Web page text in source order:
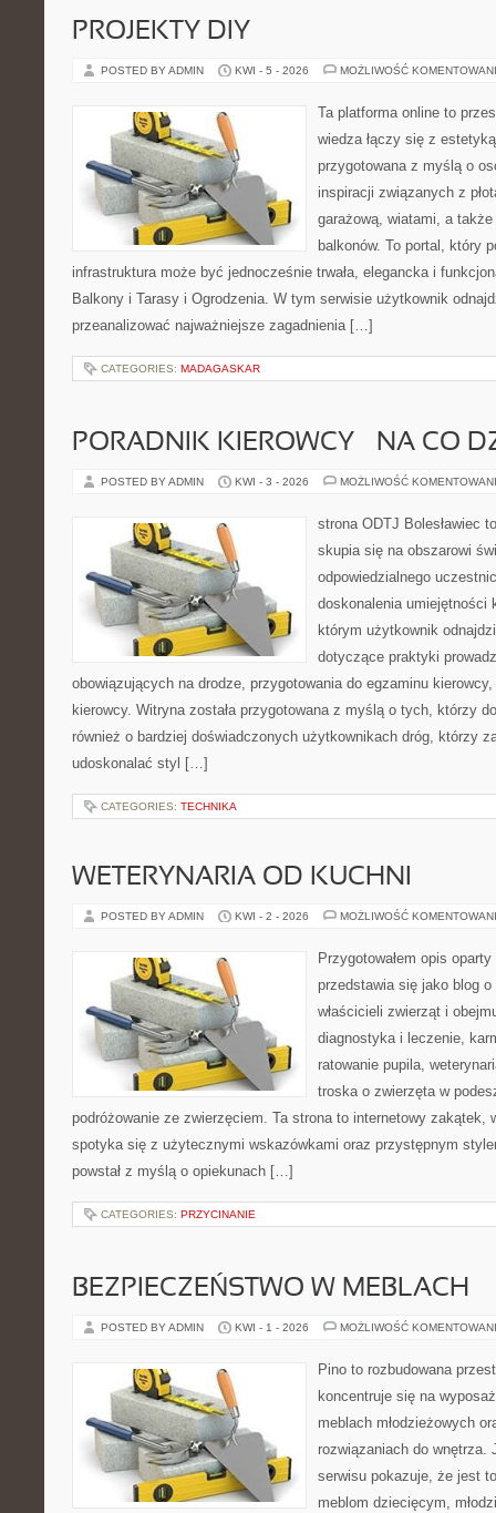
PROJEKTY DIY
POSTED BY ADMIN KWI - 5 - 2026 MOŻLIWOŚĆ
Ta platforma online to
wiedza łączy się z
przygotowana z myślą o
inspiracji związanych z
garażową, wiatami, a
balkonów. To portal, który
infrastruktura może być jednocześnie trwała, elegancka i
Balkony i Tarasy i Ogrodzenia. W tym serwisie użytkownik
przeanalizować najważniejsze zagadnienia […]
CATEGORIES: MADAGASKAR
PORADNIK KIEROWCY – NA CO
POSTED BY ADMIN KWI - 3 - 2026 MOŻLIWOŚĆ
strona ODTJ Bolesławiec
skupia się na obszarowi
odpowiedzialnego
doskonalenia umiejętności
którym użytkownik
dotyczące praktyki
obowiązujących na drodze, przygotowania do egzaminu
kierowcy. Witryna została przygotowana z myślą o tych, którzy
również o bardziej doświadczonych użytkownikach dróg, którzy
udoskonalać styl […]
CATEGORIES: TECHNIKA
WETERYNARIA OD KUCHNI
POSTED BY ADMIN KWI - 2 - 2026 MOŻLIWOŚĆ
Przygotowałem opis
przedstawia się jako blog
właścicieli zwierząt i
diagnostyka i leczenie,
ratowanie pupila,
troska o zwierzęta w
podróżowanie ze zwierzęciem. Ta strona to internetowy zakątek,
spotyka się z użytecznymi wskazówkami oraz przystępnym
powstał z myślą o opiekunach […]
CATEGORIES: PRZYCINANIE
BEZPIECZEŃSTWO W MEBLACH
POSTED BY ADMIN KWI - 1 - 2026 MOŻLIWOŚĆ
Pino to rozbudowana
koncentruje się na
meblach młodzieżowych
rozwiązaniach do wnętrza.
serwisu pokazuje, że jest
meblom dziecięcym,